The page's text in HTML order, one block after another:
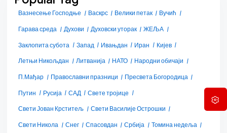
Вазнесење Господње Васкрс Велики петак
Вучић
Гарава среда
Духови Духовски уторак
ЖЕЉА
Заклопита субота
Запад Ивањдан Иран
Кијев
Летњи Никољдан
Литванија НАТО
Народни обичаји
П.Мађар
Православни празници
Пресвета Богородица
Путин
Русија САД
Свете тројице
Свети Јован Крститељ
Свети Василије Острошки
Свети Никола
Снег Спасовдан Србија
Томина недеља